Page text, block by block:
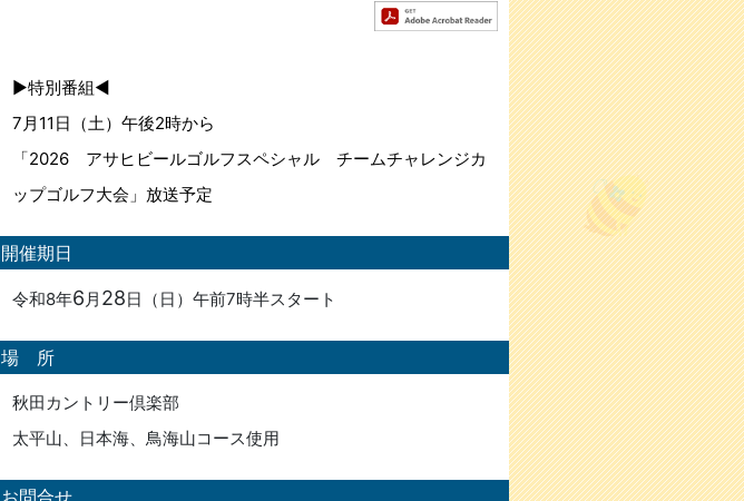
▶特別番組◀
7月11日（土）午後2時から
「2026 アサヒビールゴルフスペシャル チームチャレンジカ
ップゴルフ大会」放送予定
開催期日
令和8年6月 28日（日）午前7時半スタート
場 所
秋田カントリー倶楽部
太平山、日本海、鳥海山コース使用